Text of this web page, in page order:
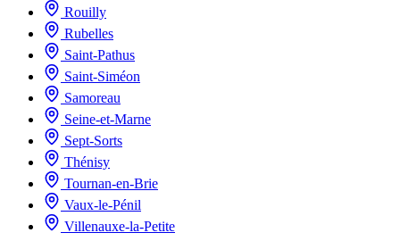
Rouilly
Rubelles
Saint-Pathus
Saint-Siméon
Samoreau
Seine-et-Marne
Sept-Sorts
Thénisy
Tournan-en-Brie
Vaux-le-Pénil
Villenauxe-la-Petite